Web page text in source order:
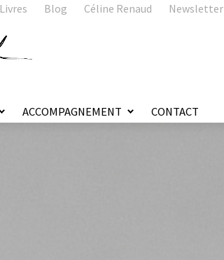
ACCOMPAGNEMENT CONTACT
Livres Blog Céline Renaud Newsletter